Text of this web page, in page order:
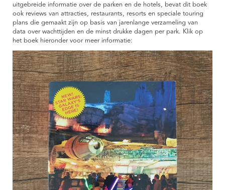
uitgebreide informatie over de parken en de hotels, bevat dit boek
ook reviews van attracties, restaurants, resorts en speciale touring
plans die gemaakt zijn op basis van jarenlange verzameling van
data over wachttijden en de minst drukke dagen per park. Klik op
het boek hieronder voor meer informatie: